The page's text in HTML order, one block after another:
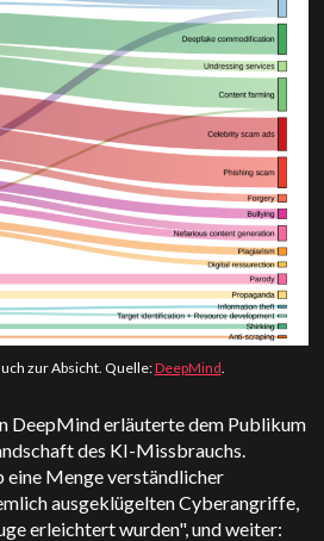
zur Absicht. Quelle:DeepMind
DeepMind erläuterte dem Publikum
des KI-Missbrauchs.
eine Menge verständlicher
ausgeklügelten Cyberangriffe,
erleichtert wurden", und weiter: